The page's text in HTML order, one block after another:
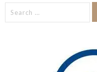
Search
for: